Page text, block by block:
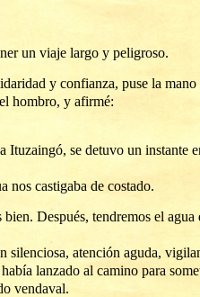
un viaje largo y peligroso.
y confianza, puse la
altura del hombro, y
Ituzaingó, se detuvo un instante
la oscuridad. El
nos castigaba de costado.
Después, tendremos el
silenciosa, atención aguda,
lanzado al camino para
vendaval.